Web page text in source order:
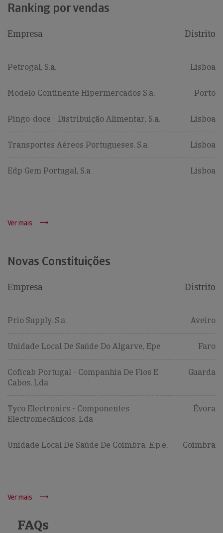
Ranking por vendas
Empresa Distrito
Petrogal, S.a. Lisboa
Modelo Continente Hipermercados S.a. Porto
Pingo-doce - Distribuição Alimentar, S.a. Lisboa
Transportes Aéreos Portugueses, S.a. Lisboa
Edp Gem Portugal, S.a Lisboa
Ver mais
Novas Constituições
Empresa Distrito
Prio Supply, S.a. Aveiro
Unidade Local De Saúde Do Algarve, Epe Faro
Coficab Portugal - Companhia De Fios E
Cabos, Lda
Guarda
Tyco Electronics - Componentes
Electromecânicos, Lda
Évora
Unidade Local De Saúde De Coimbra, E.p.e. Coimbra
Ver mais
FAQs